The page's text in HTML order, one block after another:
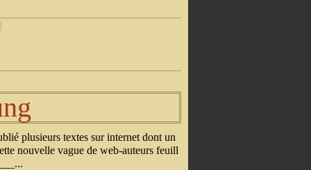
plusieurs textes sur internet dont un
nouvelle vague de web-auteurs feuill